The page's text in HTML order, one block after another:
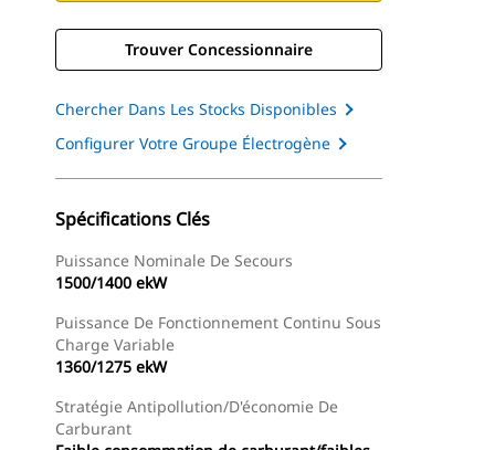
Trouver Concessionnaire
Chercher Dans Les Stocks Disponibles
Configurer Votre Groupe Électrogène
Spécifications Clés
Puissance Nominale De Secours
1500/1400 ekW
Puissance De Fonctionnement Continu Sous
Charge Variable
1360/1275 ekW
Stratégie Antipollution/d'économie De
Carburant